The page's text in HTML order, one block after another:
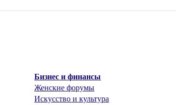
Бизнес и финансы
Женские форумы
Искусство и культура